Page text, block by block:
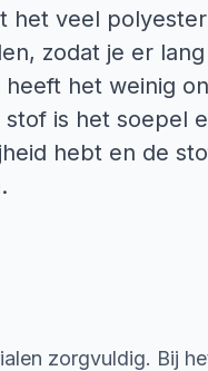
het veel
zodat je er
het weinig
is het soepel
hebt en de
zorgvuldig. Bij